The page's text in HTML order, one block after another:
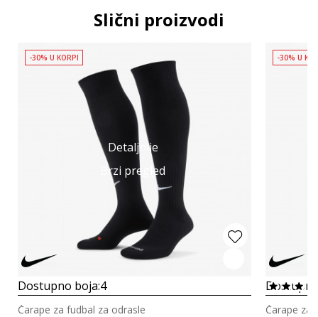
Slični proizvodi
Detaljnije
Brzi pregled
-30% U KORPI
Dostupno boja:4
Čarape za fudbal za odrasle
-30% U
Čarape za